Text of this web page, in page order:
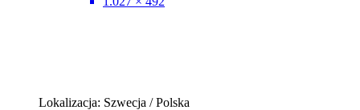
Lokalizacja: Szwecja / Polska